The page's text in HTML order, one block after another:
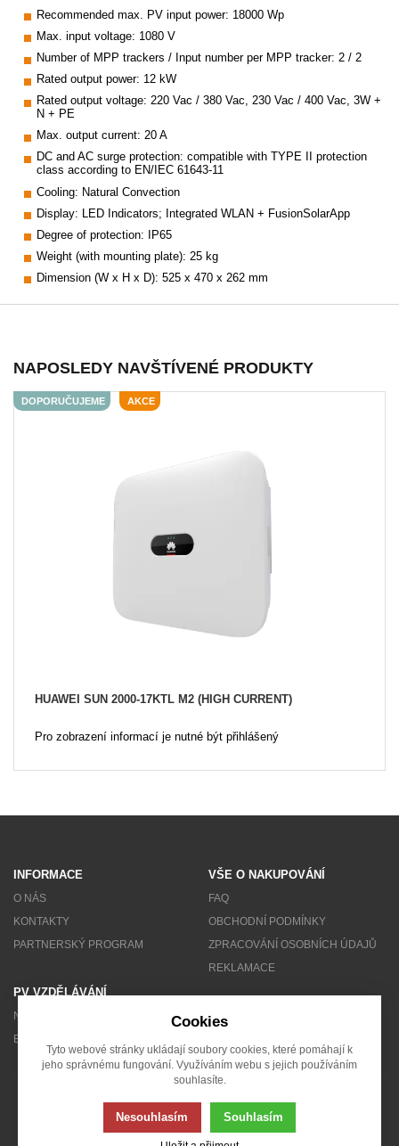
Recommended max. PV input power: 18000 Wp
Max. input voltage: 1080 V
Number of MPP trackers / Input number per MPP tracker: 2 / 2
Rated output power: 12 kW
Rated output voltage: 220 Vac / 380 Vac, 230 Vac / 400 Vac, 3W +
N + PE
Max. output current: 20 A
DC and AC surge protection: compatible with TYPE II protection
class according to EN/IEC 61643-11
Cooling: Natural Convection
Display: LED Indicators; Integrated WLAN + FusionSolarApp
Degree of protection: IP65
Weight (with mounting plate): 25 kg
Dimension (W x H x D): 525 x 470 x 262 mm
NAPOSLEDY NAVŠTÍVENÉ PRODUKTY
DOPORUČUJEME AKCE
HUAWEI SUN 2000-17KTL M2 (HIGH CURRENT)
Pro zobrazení informací je nutné být přihlášený
INFORMACE
O NÁS
KONTAKTY
PARTNERSKÝ PROGRAM
VŠE O NAKUPOVÁNÍ
FAQ
OBCHODNÍ PODMÍNKY
ZPRACOVÁNÍ OSOBNÍCH ÚDAJŮ
REKLAMACE
PV VZDĚLÁVÁNÍ
NEWSLETTER
BLOG
© 2007 - 2026 Solarity s.r.o.
Cookies
Tyto webové stránky ukládají soubory cookies, které pomáhají k
jeho správnému fungování. Využíváním webu s jejich používáním
souhlasíte.
Nesouhlasím Souhlasím